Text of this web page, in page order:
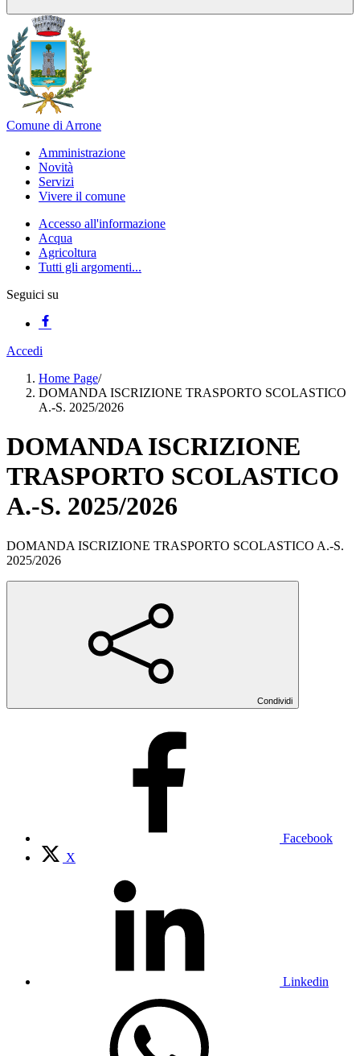
Comune di Arrone
Amministrazione
Novità
Servizi
Vivere il comune
Accesso all'informazione
Acqua
Agricoltura
Tutti gli argomenti...
Seguici su
Accedi
Home Page/
DOMANDA ISCRIZIONE TRASPORTO SCOLASTICO
A.-S. 2025/2026
DOMANDA ISCRIZIONE
TRASPORTO SCOLASTICO
A.-S. 2025/2026
DOMANDA ISCRIZIONE TRASPORTO SCOLASTICO A.-S.
2025/2026
Condividi
Facebook
X
Linkedin